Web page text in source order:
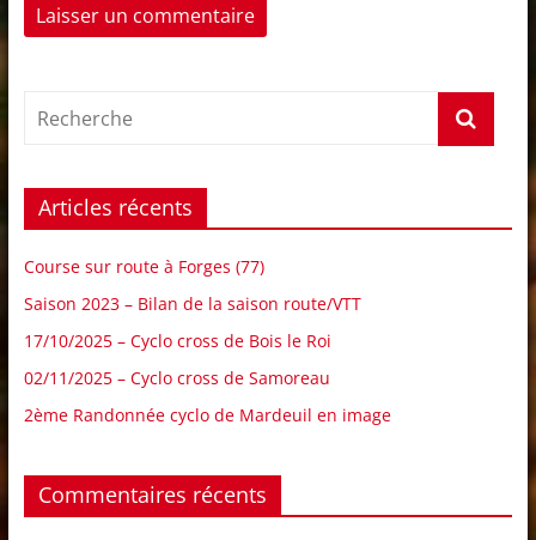
Articles récents
Course sur route à Forges (77)
Saison 2023 – Bilan de la saison route/VTT
17/10/2025 – Cyclo cross de Bois le Roi
02/11/2025 – Cyclo cross de Samoreau
2ème Randonnée cyclo de Mardeuil en image
Commentaires récents